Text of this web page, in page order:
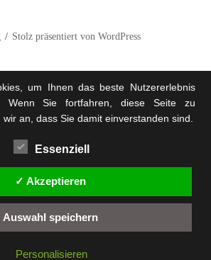
Stolz präsentiert von WordPress
um Ihnen das beste Nutzererlebnis
Wenn Sie fortfahren, diese Seite zu
an, dass Sie damit einverstanden sind.
Essenziell
✓ Akzeptieren
Auswahl speichern
Personalisieren